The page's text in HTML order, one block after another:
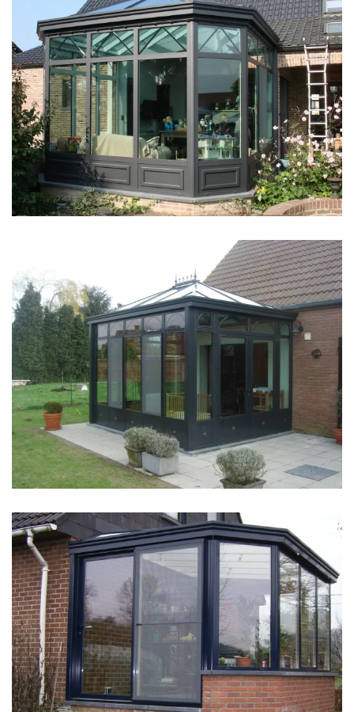
klik voor slideshow
klik voor slideshow
klik voor slideshow